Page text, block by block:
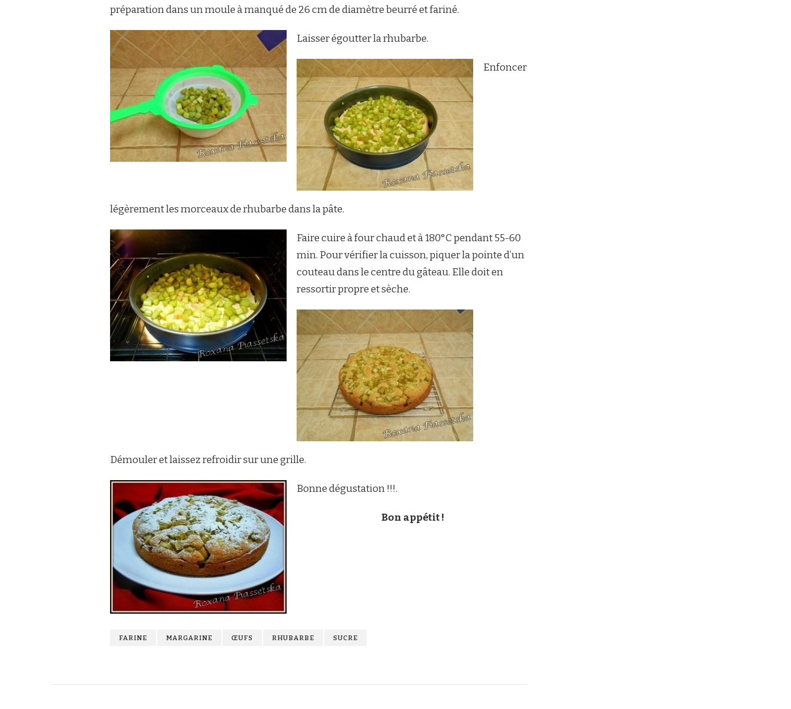
préparation dans un moule à manqué de 26 cm de diamètre beurré et fariné.
Laisser égoutter la rhubarbe.
Enfoncer
légèrement les morceaux de rhubarbe dans la pâte.
Faire cuire à four chaud et à 180°C pendant 55-60
min. Pour vérifier la cuisson, piquer la pointe d’un
couteau dans le centre du gâteau. Elle doit en
ressortir propre et sèche.
Démouler et laissez refroidir sur une grille.
Bonne dégustation !!!.
Bon appétit !
FARINE MARGARINE ŒUFS RHUBARBE SUCRE